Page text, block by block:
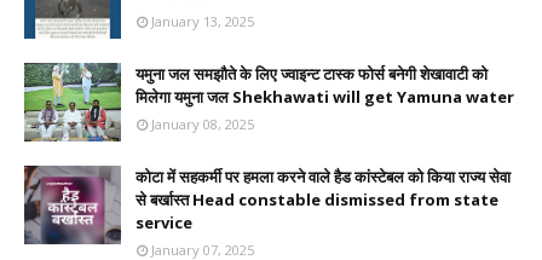
January 13, 2025
यमुना जल समझौते के लिए ज्वाइन्ट टास्क फोर्स बनेगी शेखावाटी को
मिलेगा यमुना जल Shekhawati will get Yamuna water
January 08, 2025
कोटा में सहकर्मी पर हमला करने वाले हैड कांस्टेबल को किया राज्य सेवा
से बर्खास्त Head constable dismissed from state
service
January 07, 2025